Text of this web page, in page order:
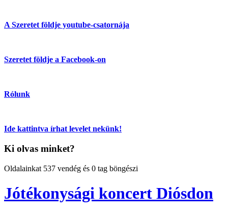
A Szeretet földje youtube-csatornája
Szeretet földje a Facebook-on
Rólunk
Ide kattintva írhat levelet nekünk!
Ki olvas minket?
Oldalainkat 537 vendég és 0 tag böngészi
Jótékonysági koncert Diósdon